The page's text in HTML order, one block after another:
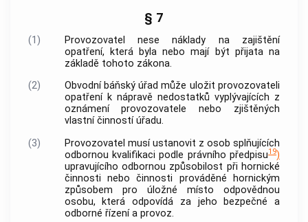
§ 7
(1) Provozovatel
nese náklady na zajištění
opatření, která byla nebo mají být přijata na
základě tohoto zákona.
(2)
Obvodní báňský úřad může uložit provozovateli
opatření k nápravě nedostatků vyplývajících z
oznámeníprovozovatele nebo zjištěných
vlastní činností úřadu.
(3)
Provozovatel musí ustanovit z osob splňujících
odbornou kvalifikaci podle právního předpisu19)
upravujícího odbornou způsobilost při hornické
činnosti nebo činnosti prováděné hornickým
způsobem pro úložné místo odpovědnou
osobu, která odpovídá za jeho bezpečné a
odborné řízení a provoz.